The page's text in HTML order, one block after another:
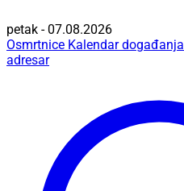
petak - 07.08.2026
Osmrtnice Kalendar događanja
adresar